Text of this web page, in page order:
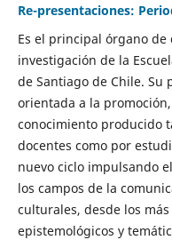
Re-presentaciones:
Es el principal órgano
investigación de la
de Santiago de Chile. Su
orientada a la
conocimiento producido
docentes como por
nuevo ciclo impulsando
los campos de la
culturales, desde los
epistemológicos y